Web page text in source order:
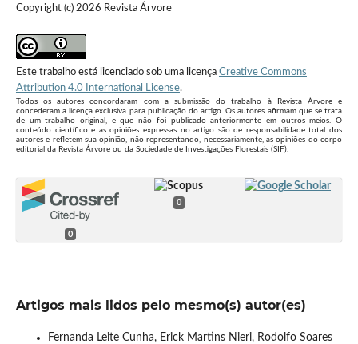
Copyright (c) 2026 Revista Árvore
Este trabalho está licenciado sob uma licença Creative Commons
Attribution 4.0 International License.
Todos os autores concordaram com a submissão do trabalho à Revista Árvore e
concederam a licença exclusiva para publicação do artigo. Os autores afirmam que se trata
de um trabalho original, e que não foi publicado anteriormente em outros meios. O
conteúdo científico e as opiniões expressas no artigo são de responsabilidade total dos
autores e refletem sua opinião, não representando, necessariamente, as opiniões do corpo
editorial da Revista Árvore ou da Sociedade de Investigações Florestais (SIF).
0
0
Artigos mais lidos pelo mesmo(s) autor(es)
Fernanda Leite Cunha, Erick Martins Nieri, Rodolfo Soares